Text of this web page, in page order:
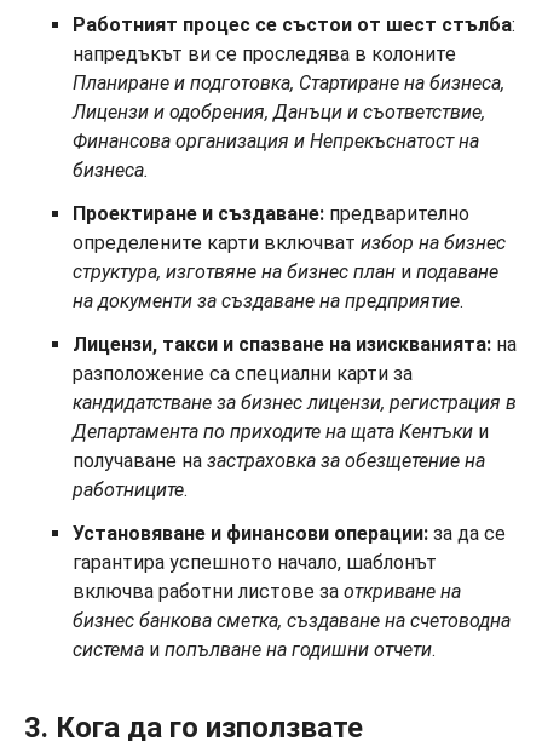
Работният процес се състои от шест стълба:
напредъкът ви се проследява в колоните
Планиране и подготовка, Стартиране на бизнеса,
Лицензи и одобрения, Данъци и съответствие,
Финансова организация и Непрекъснатост на
бизнеса.
Проектиране и създаване: предварително
определените карти включват избор на бизнес
структура, изготвяне на бизнес план и подаване
на документи за създаване на предприятие.
Лицензи, такси и спазване на изискванията: на
разположение са специални карти за
кандидатстване за бизнес лицензи, регистрация в
Департамента по приходите на щата Кентъки и
получаване на застраховка за обезщетение на
работниците.
Установяване и финансови операции: за да се
гарантира успешното начало, шаблонът
включва работни листове за откриване на
бизнес банкова сметка, създаване на счетоводна
система и попълване на годишни отчети.
3. Кога да го използвате